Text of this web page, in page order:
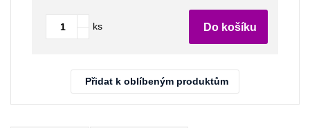
ks Do košíku
Přidat k oblíbeným produktům